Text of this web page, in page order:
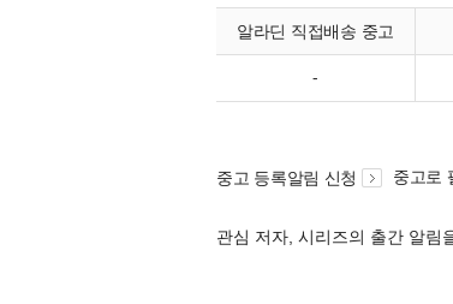
알라딘 직접배송 중고
-
중고 등록알림 신청 중고로
관심 저자, 시리즈의 출간 알림